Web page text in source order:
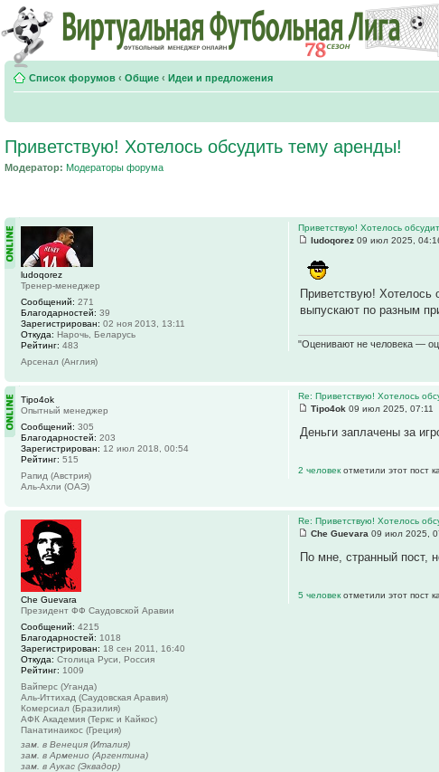
Список форумов ‹ Общие ‹ Идеи и предложения
Приветствую! Хотелось обсудить тему аренды!
Модератор: Модераторы форума
Приветствую! Хотелось
ludoqorez 09 июл 2025,
Приветствую! Хотелось
выпускают по разным
"Оценивают не человека —
ludoqorez
Тренер-менеджер
Сообщений: 271
Благодарностей: 39
Зарегистрирован: 02 ноя 2013, 13:11
Откуда: Нарочь, Беларусь
Рейтинг: 483
Арсенал (Англия)
Re: Приветствую! Хотелось
Tipo4ok 09 июл 2025, 07:11
Деньги заплачены за
2 человекотметили этот пост
Tipo4ok
Опытный менеджер
Сообщений: 305
Благодарностей: 203
Зарегистрирован: 12 июл 2018, 00:54
Рейтинг: 515
Рапид (Австрия)
Аль-Ахли (ОАЭ)
Re: Приветствую! Хотелось
Che Guevara 09 июл 2025,
По мне, странный пост,
5 человекотметили этот пост
Che Guevara
Президент ФФ Саудовской Аравии
Сообщений: 4215
Благодарностей: 1018
Зарегистрирован: 18 сен 2011, 16:40
Откуда: Столица Руси, Россия
Рейтинг: 1009
Вайперс (Уганда)
Аль-Иттихад (Саудовская Аравия)
Комерсиал (Бразилия)
АФК Академия (Теркс и Кайкос)
Панатинаикос (Греция)
зам. в Венеция (Италия)
зам. в Арменио (Аргентина)
зам. в Аукас (Эквадор)